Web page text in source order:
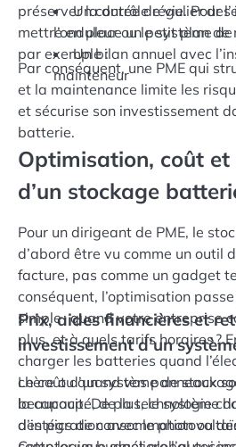
préserver la durée de vie. Pour
mettre en place un petit plan de
par exemple :
Un contrôle régulier
l’onduleur ou le système
Un bilan annuel avec
mainteneur
Par conséquent, une PME qui
et la maintenance limite les
et sécurise son investissement
batterie.
Optimisation, coût
d’un stockage
Pour un dirigeant de PME, le
d’abord être vu comme un outil
facture, pas comme un gadget
conséquent, l’optimisation
simple : quand votre entreprise
plus, et à quels tarifs horaires ?
charger les batteries quand
chère ou quand vos panneaux
beaucoup. De plus, le système
des pics de consommation ou
Prix, aides financières et
investissement d’un
Le coût d’un système de
la capacité, de la technologie
d’intégration avec le